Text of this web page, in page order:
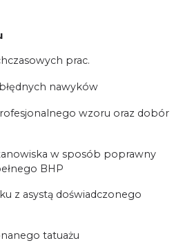
prac.
nawyków
wzoru oraz dobór
w sposób poprawny
BHP
z asystą doświadczonego
tatuażu